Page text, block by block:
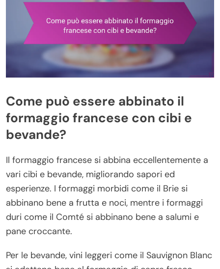
Come può essere abbinato il
formaggio francese con cibi e
bevande?
Il formaggio francese si abbina eccellentemente a
vari cibi e bevande, migliorando sapori ed
esperienze. I formaggi morbidi come il Brie si
abbinano bene a frutta e noci, mentre i formaggi
duri come il Comté si abbinano bene a salumi e
pane croccante.
Per le bevande, vini leggeri come il Sauvignon Blanc